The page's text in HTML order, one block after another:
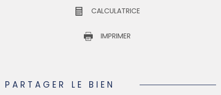
CALCULATRICE
IMPRIMER
PARTAGER LE BIEN